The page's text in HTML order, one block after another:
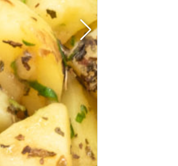
35er Falafel-Halloumi Mix
vegan vegetarisch
Falafel und Halloumi mit zwei Soßen · kräftig,
handgemacht, zum teilen. Fingerfood
Veranstaltungen
39,50 €
(inkl. MwSt.)